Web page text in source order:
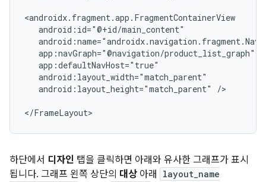
android:layout_height="match_parent"
/>
하단에서 디자인 탭을 클릭하면 아래와 유사한 그래프가 표시
됩니다. 그래프 왼쪽 상단의 대상 아래
layout_name